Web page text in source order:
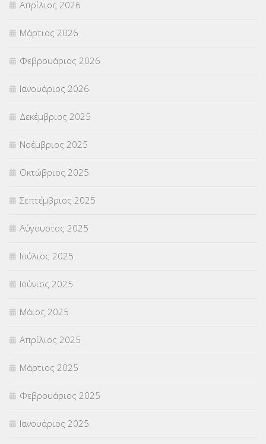
ΣΕΠ(50)
ΣΤΕΛΕΧΗ (360)
ΣΥΜΒΟΥΛΕΥΤΙΚΟΣ ΣΤΑΘΜΟΣ ΝΕΩΝ
ΣΥΝΤΑΞΕΙΣ(12)
ΣΧΟΛΙΚΟΙ ΣΥΜΒΟΥΛΟΙ
ΥΠΕΡΑΡΙΘΜΟΙ(1)
ΥΠΟΤΡΟΦΙΕΣ(28)
ΦΥΣΙΚΗ ΑΓΩΓΗ(692)
Χωρίς κατηγορία
Απρίλιος 2026
Μάρτιος 2026
Φεβρουάριος 2026
Ιανουάριος 2026
Δεκέμβριος 2025
Νοέμβριος 2025
Οκτώβριος 2025
Σεπτέμβριος 2025
Αύγουστος 2025
Ιούλιος 2025
Ιούνιος 2025
Μάιος 2025
Απρίλιος 2025
Μάρτιος 2025
Φεβρουάριος 2025
Ιανουάριος 2025